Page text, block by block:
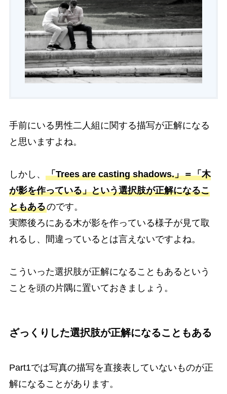
手前にいる男性二人組に関する描写が正解になる
と思いますよね。
しかし、 「Trees are casting shadows.」＝「木
が影を作っている」という選択肢が正解になるこ
ともあるのです。
実際後ろにある木が影を作っている様子が見て取
れるし、間違っているとは言えないですよね。
こういった選択肢が正解になることもあるという
ことを頭の片隅に置いておきましょう。
ざっくりした選択肢が正解になることもある
Part1では写真の描写を直接表していないものが正
解になることがあります。